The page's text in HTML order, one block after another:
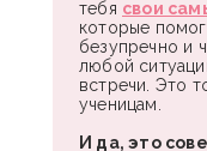
тебя свои
которые
безупречно и
любой
встречи. Это
ученицам.
И да, это